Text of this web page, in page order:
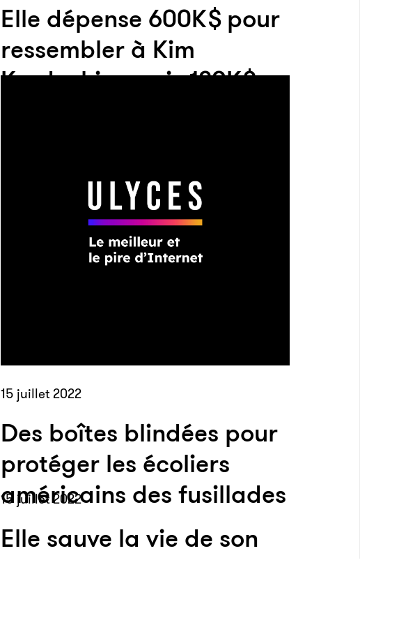
Elle dépense 600K$ pour
ressembler à Kim
Kardashian puis 120K$
15 juillet 2022
Des boîtes blindées pour
protéger les écoliers
américains des fusillades
15 juillet 2022
Elle sauve la vie de son